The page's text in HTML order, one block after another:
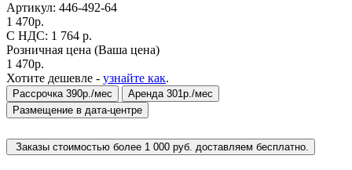
Артикул: 446-492-64
1 470р.
C НДС: 1 764 р.
Розничная цена (Ваша цена)
1 470р.
Хотите дешевле - узнайте как.
Рассрочка 390р./мес
Аренда 301р./мес
Размещение в дата-центре
Заказы стоимостью более 1 000 руб. доставляем бесплатно.